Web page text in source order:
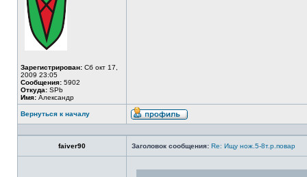
Зарегистрирован: Сб окт 17,
2009 23:05
Сообщения: 5902
Откуда: SPb
Имя: Александр
Вернуться к началу
faiver90 Заголовок сообщения: Re: Ищу нож.5-8т.р.повар